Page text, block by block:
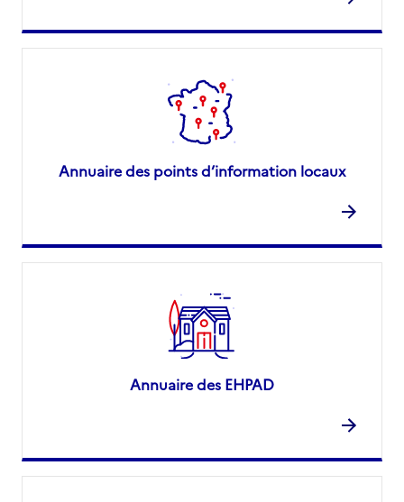
Annuaire des points d’information locaux
Annuaire des EHPAD